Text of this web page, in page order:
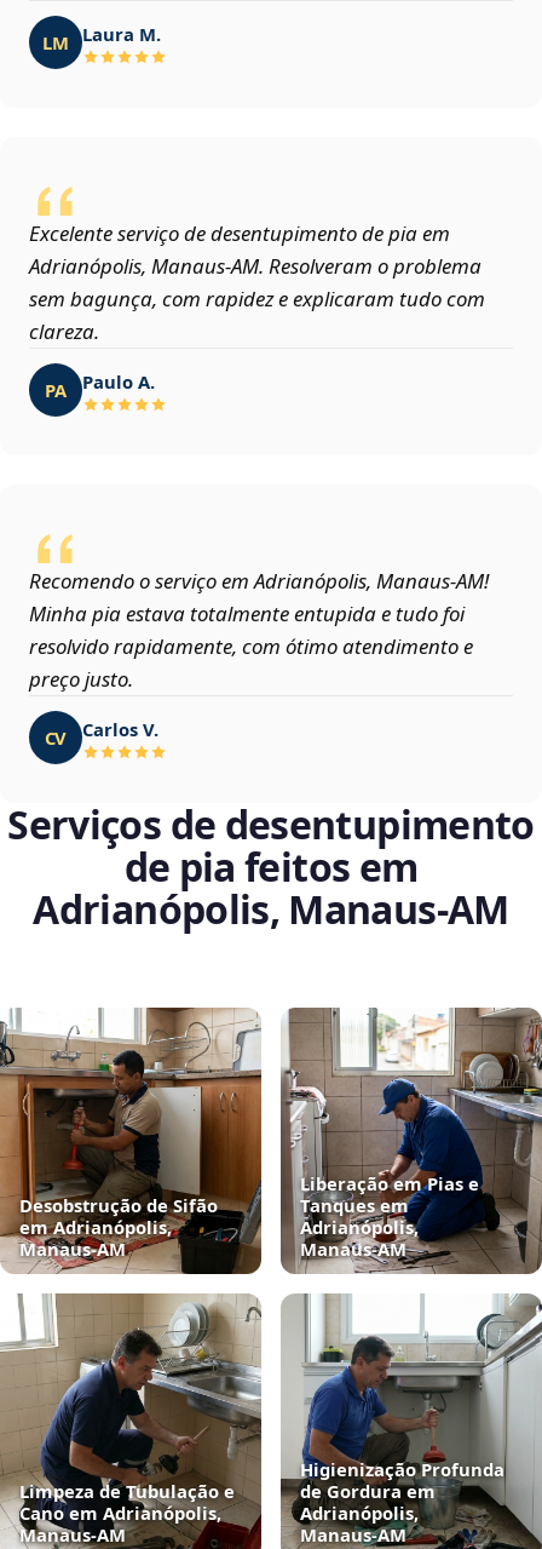
LM Laura M.
Excelente serviço de desentupimento de pia em
Adrianópolis, Manaus‑AM. Resolveram o problema
sem bagunça, com rapidez e explicaram tudo com
clareza.
PA Paulo A.
Recomendo o serviço em Adrianópolis, Manaus‑AM!
Minha pia estava totalmente entupida e tudo foi
resolvido rapidamente, com ótimo atendimento e
preço justo.
CV Carlos V.
Serviços de desentupimento
de pia feitos em
Adrianópolis, Manaus‑AM
Desobstrução de Sifão
em Adrianópolis,
Manaus‑AM
Liberação em Pias e
Tanques em
Adrianópolis,
Manaus‑AM
Limpeza de Tubulação e
Cano em Adrianópolis,
Manaus‑AM
Higienização Profunda
de Gordura em
Adrianópolis,
Manaus‑AM